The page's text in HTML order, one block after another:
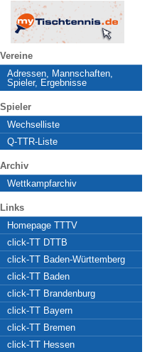
Vereine
Adressen, Mannschaften,
Spieler, Ergebnisse
Spieler
Wechselliste
Q-TTR-Liste
Archiv
Wettkampfarchiv
Links
Homepage TTTV
click-TT DTTB
click-TT Baden-Württemberg
click-TT Baden
click-TT Brandenburg
click-TT Bayern
click-TT Bremen
click-TT Hessen